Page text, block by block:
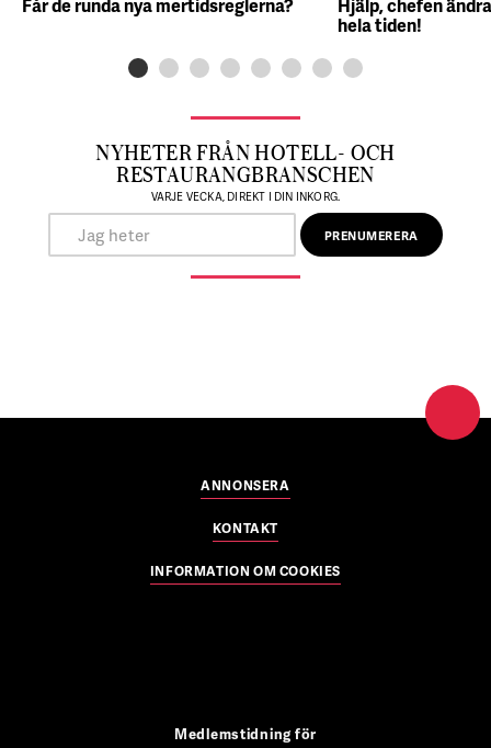
hela tiden!
NYHETER FRÅN HOTELL- OCH
RESTAURANGBRANSCHEN
VARJE VECKA, DIREKT I DIN INKORG.
ANNONSERA
KONTAKT
INFORMATION OM COOKIES
Medlemstidning för